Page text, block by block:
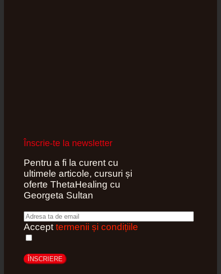
Înscrie-te la newsletter
Pentru a fi la curent cu
ultimele articole, cursuri și
oferte ThetaHealing cu
Georgeta Sultan
Accept termenii și condițiile